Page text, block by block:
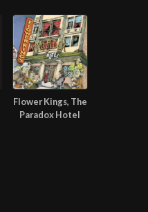
Flower Kings, The
Paradox Hotel